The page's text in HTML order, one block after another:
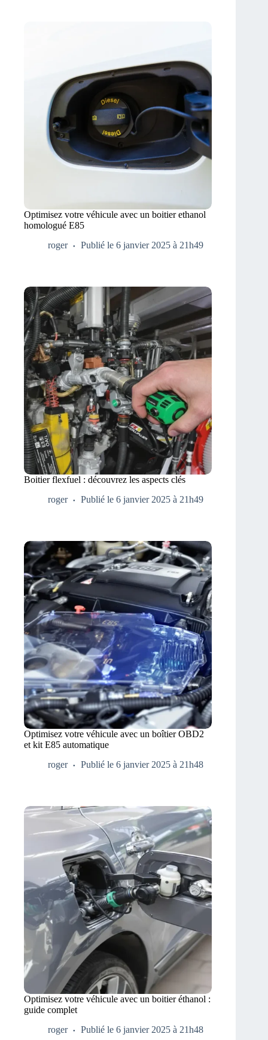
Optimisez votre véhicule avec un boitier ethanol
homologué E85
roger
Publié le 6 janvier 2025 à 21h49
Boitier flexfuel : découvrez les aspects clés
roger
Publié le 6 janvier 2025 à 21h49
Optimisez votre véhicule avec un boîtier OBD2
et kit E85 automatique
roger
Publié le 6 janvier 2025 à 21h48
Optimisez votre véhicule avec un boitier éthanol :
guide complet
roger
Publié le 6 janvier 2025 à 21h48